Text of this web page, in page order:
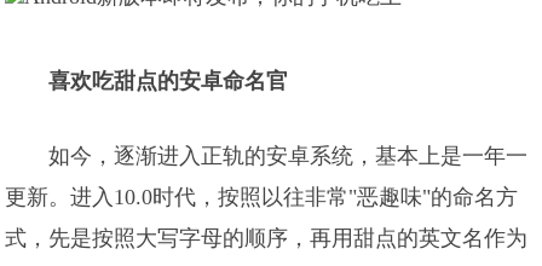
喜欢吃甜点的安卓命名官
如今，逐渐进入正轨的安卓系统，基本上是一年一
更新。进入10.0时代，按照以往非常"恶趣味"的命名方
式，先是按照大写字母的顺序，再用甜点的英文名作为